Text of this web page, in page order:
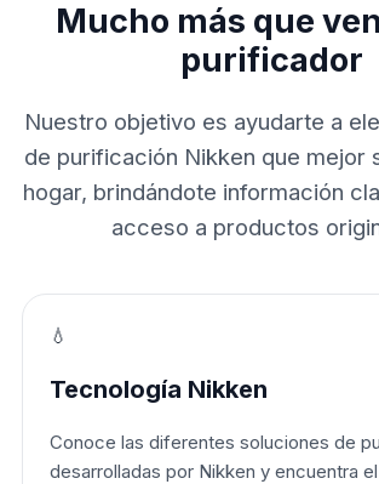
Mucho más que
purificador
Nuestro objetivo es ayudarte a
de purificación Nikken que mejor
hogar, brindándote información
acceso a productos
💧
Tecnología Nikken
Conoce las diferentes soluciones de
desarrolladas por Nikken y encuentra